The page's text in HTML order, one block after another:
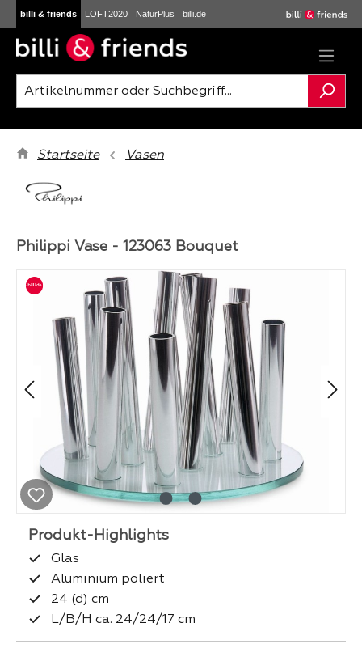
Zum Hauptinhalt springen
billi & friends LOFT2020 NaturPlus billi.de
Startseite Vasen
Bildergalerie überspringen
Philippi Vase - 123063 Bouquet
Glas
Aluminium poliert
24 (d) cm
L/B/H ca. 24/24/17 cm